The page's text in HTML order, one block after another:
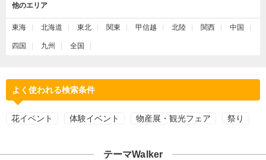
他のエリア
東海 北海道 東北 関東 甲信越 北陸 関西 中国
四国 九州 全国
よく使われる検索条件
花イベント 体験イベント 物産展・観光フェア 祭り
テーマWalker